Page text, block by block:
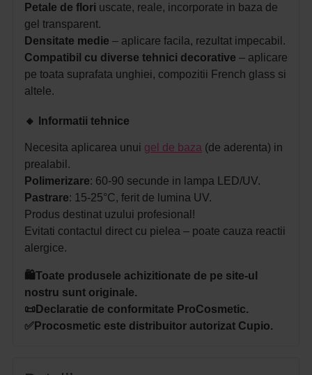
Petale de flori uscate, reale, incorporate in baza de
gel transparent.
Densitate medie – aplicare facila, rezultat impecabil.
Compatibil cu diverse tehnici decorative – aplicare
pe toata suprafata unghiei, compozitii French glass si
altele.
🔸 Informatii tehnice
Necesita aplicarea unui gel de baza (de aderenta) in
prealabil.
Polimerizare: 60-90 secunde in lampa LED/UV.
Pastrare: 15-25°C, ferit de lumina UV.
Produs destinat uzului profesional!
Evitati contactul direct cu pielea – poate cauza reactii
alergice.
🛍️Toate produsele achizitionate de pe site-ul
nostru sunt originale.
📜Declaratie de conformitate ProCosmetic.
✅Procosmetic este distribuitor autorizat Cupio.